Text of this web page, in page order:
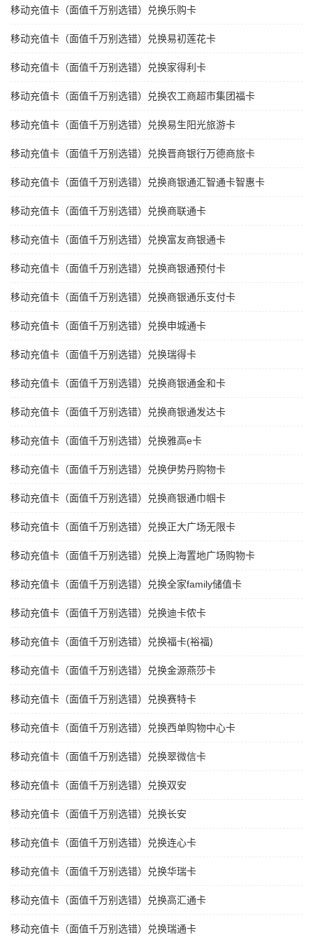
移动充值卡（面值千万别选错）兑换乐购卡
移动充值卡（面值千万别选错）兑换易初莲花卡
移动充值卡（面值千万别选错）兑换家得利卡
移动充值卡（面值千万别选错）兑换农工商超市集团福卡
移动充值卡（面值千万别选错）兑换易生阳光旅游卡
移动充值卡（面值千万别选错）兑换晋商银行万德商旅卡
移动充值卡（面值千万别选错）兑换商银通汇智通卡智惠卡
移动充值卡（面值千万别选错）兑换商联通卡
移动充值卡（面值千万别选错）兑换富友商银通卡
移动充值卡（面值千万别选错）兑换商银通预付卡
移动充值卡（面值千万别选错）兑换商银通乐支付卡
移动充值卡（面值千万别选错）兑换申城通卡
移动充值卡（面值千万别选错）兑换瑞得卡
移动充值卡（面值千万别选错）兑换商银通金和卡
移动充值卡（面值千万别选错）兑换商银通发达卡
移动充值卡（面值千万别选错）兑换雅高e卡
移动充值卡（面值千万别选错）兑换伊势丹购物卡
移动充值卡（面值千万别选错）兑换商银通巾帼卡
移动充值卡（面值千万别选错）兑换正大广场无限卡
移动充值卡（面值千万别选错）兑换上海置地广场购物卡
移动充值卡（面值千万别选错）兑换全家family储值卡
移动充值卡（面值千万别选错）兑换迪卡侬卡
移动充值卡（面值千万别选错）兑换福卡(裕福)
移动充值卡（面值千万别选错）兑换金源燕莎卡
移动充值卡（面值千万别选错）兑换赛特卡
移动充值卡（面值千万别选错）兑换西单购物中心卡
移动充值卡（面值千万别选错）兑换翠微信卡
移动充值卡（面值千万别选错）兑换双安
移动充值卡（面值千万别选错）兑换长安
移动充值卡（面值千万别选错）兑换连心卡
移动充值卡（面值千万别选错）兑换华瑞卡
移动充值卡（面值千万别选错）兑换高汇通卡
移动充值卡（面值千万别选错）兑换瑞通卡